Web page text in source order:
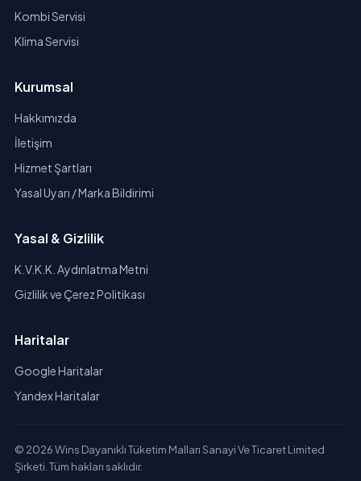
Kombi Servisi
Klima Servisi
Kurumsal
Hakkımızda
İletişim
Hizmet Şartları
Yasal Uyarı / Marka Bildirimi
Yasal & Gizlilik
K.V.K.K. Aydınlatma Metni
Gizlilik ve Çerez Politikası
Haritalar
Google Haritalar
Yandex Haritalar
© 2026 Wins Dayanıklı Tüketim Malları Sanayi Ve Ticaret Limited
Şirketi. Tüm hakları saklıdır.